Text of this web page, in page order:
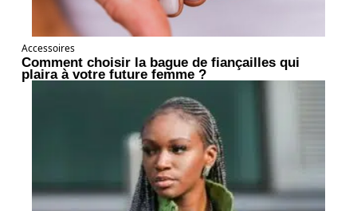
Accessoires
Comment choisir la bague de fiançailles qui
plaira à votre future femme ?